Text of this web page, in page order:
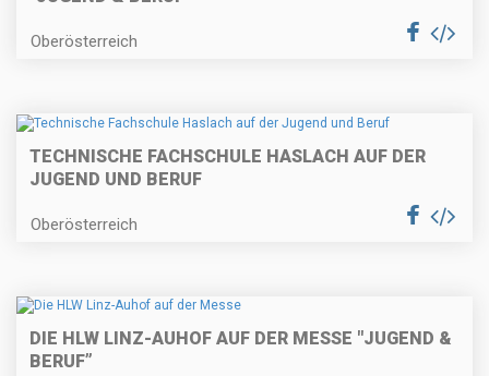
Oberösterreich
TECHNISCHE FACHSCHULE HASLACH AUF DER
JUGEND UND BERUF
Oberösterreich
DIE HLW LINZ-AUHOF AUF DER MESSE "JUGEND &
BERUF”